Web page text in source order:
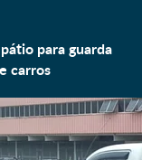
paraguarda
carros